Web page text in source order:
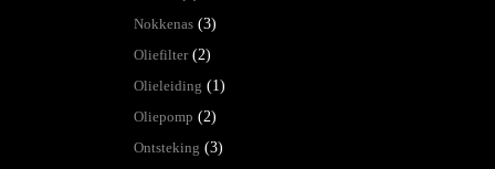
Nokkenas (3)
Oliefilter (2)
Olieleiding (1)
Oliepomp (2)
Ontsteking (3)